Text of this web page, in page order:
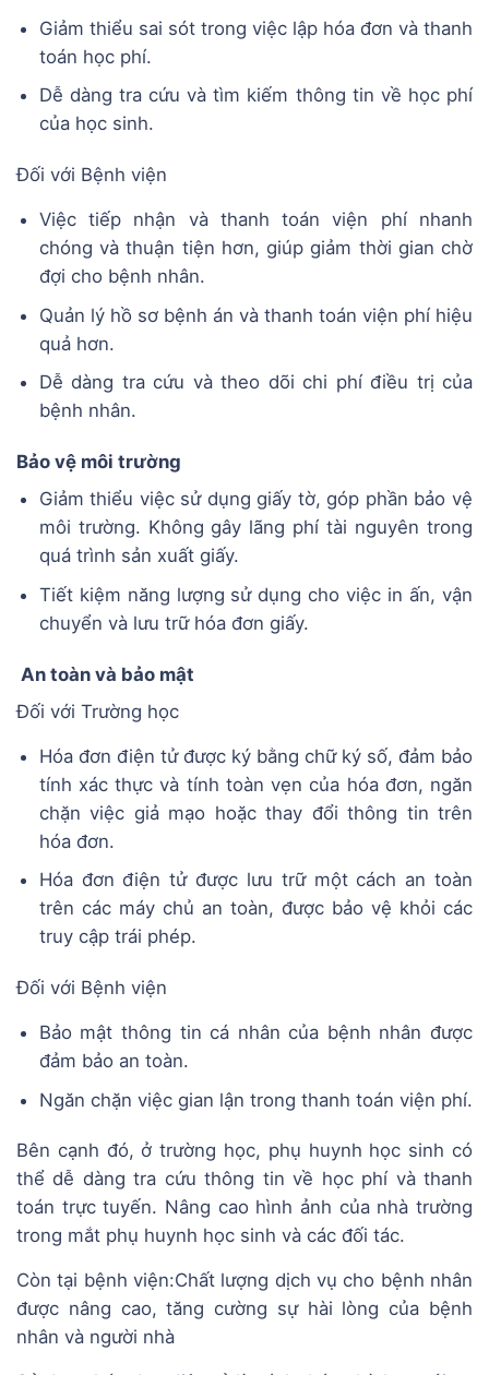
Giảm thiểu sai sót trong việc lập hóa đơn và thanh
toán học phí.
Dễ dàng tra cứu và tìm kiếm thông tin về học phí
của học sinh.
Đối với Bệnh viện
Việc tiếp nhận và thanh toán viện phí nhanh
chóng và thuận tiện hơn, giúp giảm thời gian chờ
đợi cho bệnh nhân.
Quản lý hồ sơ bệnh án và thanh toán viện phí hiệu
quả hơn.
Dễ dàng tra cứu và theo dõi chi phí điều trị của
bệnh nhân.
Bảo vệ môi trường
Giảm thiểu việc sử dụng giấy tờ, góp phần bảo vệ
môi trường. Không gây lãng phí tài nguyên trong
quá trình sản xuất giấy.
Tiết kiệm năng lượng sử dụng cho việc in ấn, vận
chuyển và lưu trữ hóa đơn giấy.
An toàn và bảo mật
Đối với Trường học
Hóa đơn điện tử được ký bằng chữ ký số, đảm bảo
tính xác thực và tính toàn vẹn của hóa đơn, ngăn
chặn việc giả mạo hoặc thay đổi thông tin trên
hóa đơn.
Hóa đơn điện tử được lưu trữ một cách an toàn
trên các máy chủ an toàn, được bảo vệ khỏi các
truy cập trái phép.
Đối với Bệnh viện
Bảo mật thông tin cá nhân của bệnh nhân được
đảm bảo an toàn.
Ngăn chặn việc gian lận trong thanh toán viện phí.
Bên cạnh đó, ở trường học, phụ huynh học sinh có
thể dễ dàng tra cứu thông tin về học phí và thanh
toán trực tuyến. Nâng cao hình ảnh của nhà trường
trong mắt phụ huynh học sinh và các đối tác.
Còn tại bệnh viện:Chất lượng dịch vụ cho bệnh nhân
được nâng cao, tăng cường sự hài lòng của bệnh
nhân và người nhà